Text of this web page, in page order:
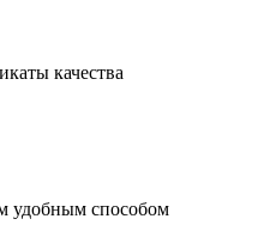
качества
удобным способом